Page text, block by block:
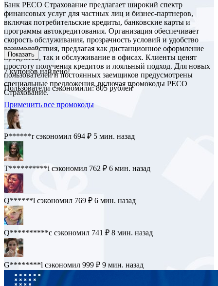
Банк РЕСО Страхование предлагает широкий спектр
финансовых услуг для частных лиц и бизнес-партнеров,
включая потребительские кредиты, банковские карты и
программы автокредитования. Организация обеспечивает
скорость обслуживания, прозрачность условий и удобство
взаимодействия, предлагая как дистанционное оформление
продуктов, так и обслуживание в офисах. Клиенты ценят
простоту получения кредитов и лояльный подход. Для новых
пользователей и постоянных заемщиков предусмотрены
специальные предложения, включая промокоды РЕСО
Страхование.
Показать
7купонов найдено!
Пользователи сэкономили: 805 рублей
Применить все промокоды
P******r сэкономил 694 ₽ 5 мин. назад
T**********i сэкономил 762 ₽ 6 мин. назад
Q******l сэкономил 769 ₽ 6 мин. назад
Q**********c сэкономил 741 ₽ 8 мин. назад
G********l сэкономил 999 ₽ 9 мин. назад